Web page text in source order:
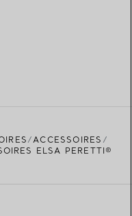
ACCESSOIRES
ELSA PERETTI®